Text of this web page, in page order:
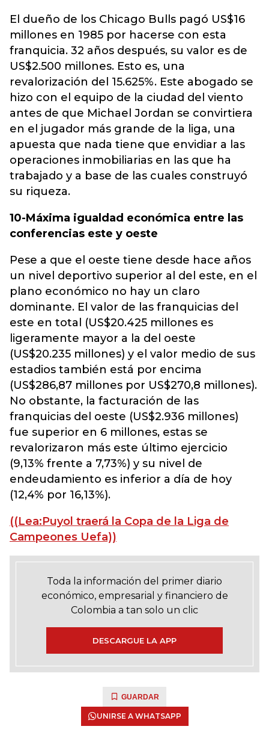
El dueño de los Chicago Bulls pagó US$16
millones en 1985 por hacerse con esta
franquicia. 32 años después, su valor es de
US$2.500 millones. Esto es, una
revalorización del 15.625%. Este abogado se
hizo con el equipo de la ciudad del viento
antes de que Michael Jordan se convirtiera
en el jugador más grande de la liga, una
apuesta que nada tiene que envidiar a las
operaciones inmobiliarias en las que ha
trabajado y a base de las cuales construyó
su riqueza.
10-Máxima igualdad económica entre las
conferencias este y oeste
Pese a que el oeste tiene desde hace años
un nivel deportivo superior al del este, en el
plano económico no hay un claro
dominante. El valor de las franquicias del
este en total (US$20.425 millones es
ligeramente mayor a la del oeste
(US$20.235 millones) y el valor medio de sus
estadios también está por encima
(US$286,87 millones por US$270,8 millones).
No obstante, la facturación de las
franquicias del oeste (US$2.936 millones)
fue superior en 6 millones, estas se
revalorizaron más este último ejercicio
(9,13% frente a 7,73%) y su nivel de
endeudamiento es inferior a día de hoy
(12,4% por 16,13%).
((Lea:Puyol traerá la Copa de la Liga de
Campeones Uefa))
Toda la información del primer diario
económico, empresarial y financiero de
Colombia a tan solo un clic
DESCARGUE LA APP
GUARDAR
UNIRSE A WHATSAPP